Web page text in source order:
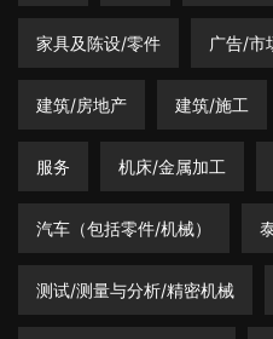
家具及陈设/零件 广告/市
建筑/房地产 建筑/施工
服务 机床/金属加工
汽车（包括零件/机械）
测试/测量与分析/精密机械